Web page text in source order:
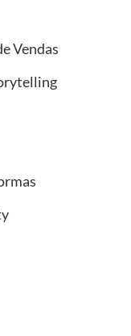
Vendas